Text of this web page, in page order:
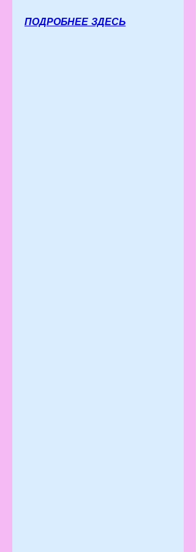
ПОДРОБНЕЕ ЗДЕСЬ